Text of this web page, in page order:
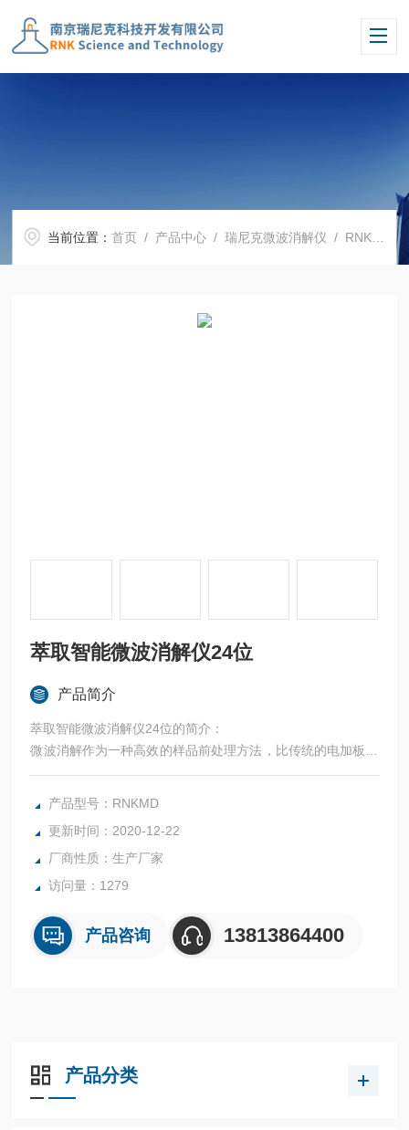
当前位置：首页 / 产品中心 /瑞尼克微波消解仪 / RNK微波消解仪40位
萃取智能微波消解仪24位
产品简介
萃取智能微波消解仪24位的简介：
微波消解作为一种高效的样品前处理方法，比传统的电加板消
解具备加热速度快、加热均匀、试剂用量少、 低空白、节能
高效等优点。尤其在易挥发元素的分析检测中可以很好的保持
应用于食品、纺织、地质、 冶金、塑料、煤炭、化妆品、石
油化工、生物医药、环境监测、污水处理、电池制造等领域。
产品型号：RNKMD
更新时间：2020-12-22
厂商性质：生产厂家
访问量：1279
产品咨询 13813864400
产品分类